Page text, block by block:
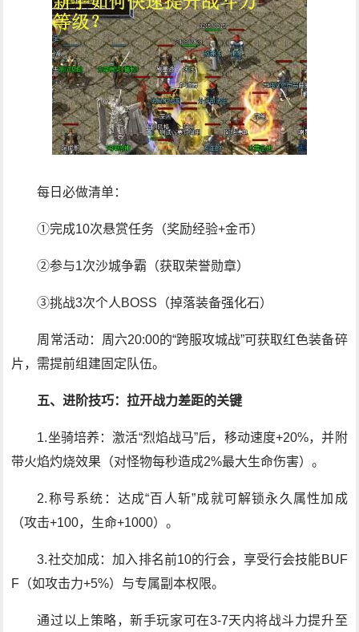
每日必做清单：
①完成10次悬赏任务（奖励经验+金币）
②参与1次沙城争霸（获取荣誉勋章）
③挑战3次个人BOSS（掉落装备强化石）
周常活动：周六20:00的“跨服攻城战”可获取红色装备碎
片，需提前组建固定队伍。
五、进阶技巧：拉开战力差距的关键
1.坐骑培养：激活“烈焰战马”后，移动速度+20%，并附
带火焰灼烧效果（对怪物每秒造成2%最大生命伤害）。
2.称号系统：达成“百人斩”成就可解锁永久属性加成
（攻击+100，生命+1000）。
3.社交加成：加入排名前10的行会，享受行会技能BUF
F（如攻击力+5%）与专属副本权限。
通过以上策略，新手玩家可在3-7天内将战斗力提升至